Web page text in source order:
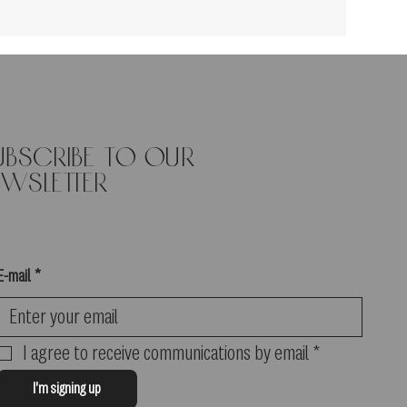
to our
mail *
I agree to receive communications by email *
I'm signing up